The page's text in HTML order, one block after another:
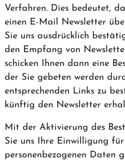
Verfahren. Dies bedeutet,
einen E-Mail Newsletter
Sie uns ausdrücklich
den Empfang von
schicken Ihnen dann eine
der Sie gebeten werden
entsprechenden Links zu
künftig den Newsletter
Mit der Aktivierung des
Sie uns Ihre Einwilligung
personenbezogenen Daten